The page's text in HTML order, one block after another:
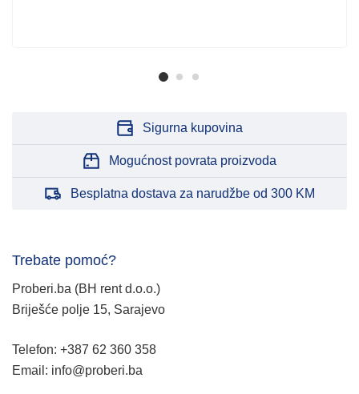
Sigurna kupovina
Mogućnost povrata proizvoda
Besplatna dostava za narudžbe od 300 KM
Trebate pomoć?
Proberi.ba (BH rent d.o.o.)
Briješće polje 15, Sarajevo
Telefon: +387 62 360 358
Email: info@proberi.ba